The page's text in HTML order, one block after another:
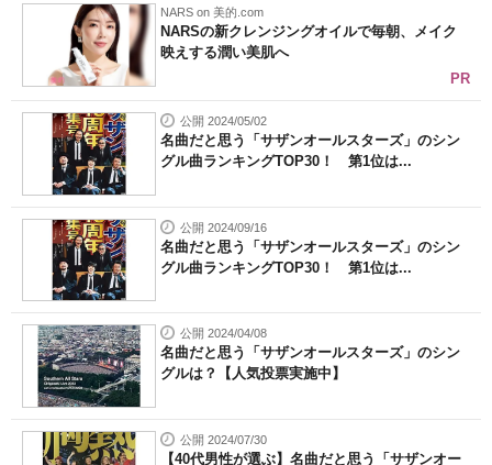
NARS on 美的.com
NARSの新クレンジングオイルで毎朝、メイク
映えする潤い美肌へ
PR
公開 2024/05/02
名曲だと思う「サザンオールスターズ」のシン
グル曲ランキングTOP30！ 第1位は...
公開 2024/09/16
名曲だと思う「サザンオールスターズ」のシン
グル曲ランキングTOP30！ 第1位は...
公開 2024/04/08
名曲だと思う「サザンオールスターズ」のシン
グルは？【人気投票実施中】
公開 2024/07/30
【40代男性が選ぶ】名曲だと思う「サザンオー